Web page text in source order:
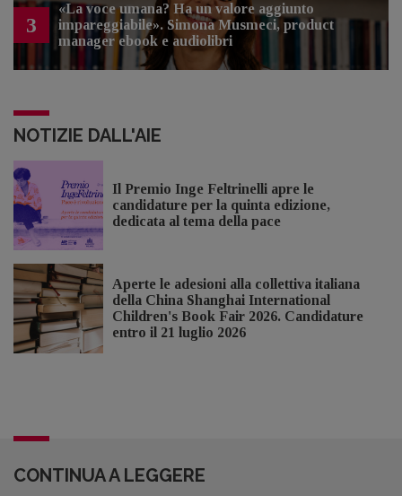
3
«La voce umana? Ha un valore aggiunto
impareggiabile». Simona Musmeci, product
manager ebook e audiolibri
NOTIZIE DALL'AIE
Il Premio Inge Feltrinelli apre le
candidature per la quinta edizione,
dedicata al tema della pace
Aperte le adesioni alla collettiva italiana
della China Shanghai International
Children's Book Fair 2026. Candidature
entro il 21 luglio 2026
CONTINUA A LEGGERE